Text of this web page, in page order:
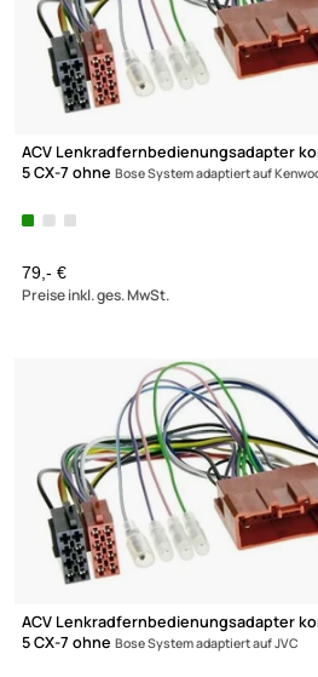
5 CX-7 ohne Bose System adaptiert auf
79,- €
Preise inkl. ges. MwSt.
ACV
5 CX-7 ohne Bose System adaptiert auf
79,- €